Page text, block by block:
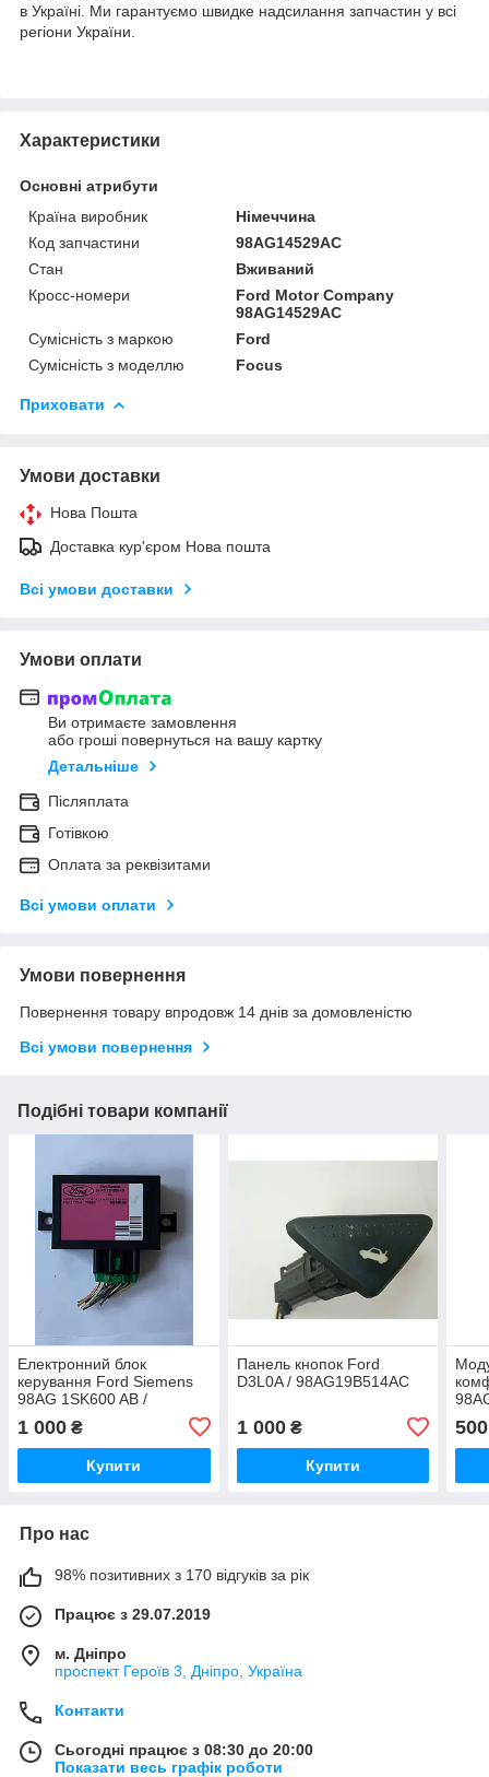
в Україні. Ми гарантуємо швидке надсилання запчастин у всі
регіони України.
Характеристики
Основні атрибути
Країна виробник
Німеччина
Код запчастини
98AG14529AC
Стан
Вживаний
Кросс-номери
Ford Motor Company
98AG14529AC
Сумісність з маркою
Ford
Сумісність з моделлю
Focus
Приховати
Умови доставки
Нова Пошта
Доставка кур'єром Нова пошта
Всі умови доставки
Умови оплати
Ви отримаєте замовлення
або гроші повернуться на вашу картку
Детальніше
Післяплата
Готівкою
Оплата за реквізитами
Всі умови оплати
Умови повернення
Повернення товару впродовж 14 днів за домовленістю
Всі умови повернення
Подібні товари компанії
Електронний блок
керування Ford Siemens
98AG 1SK600 AB /
720-B / SWK720B
1 000 ₴
Купити
Панель кнопок Ford
D3L0A / 98AG19B514AC
1 000₴
Купити
500
Про нас
98% позитивних з 170 відгуків за рік
Працює з 29.07.2019
м. Дніпро
проспект Героїв 3, Дніпро, Україна
Контакти
Сьогодні працює з 08:30 до 20:00
Показати весь графік роботи